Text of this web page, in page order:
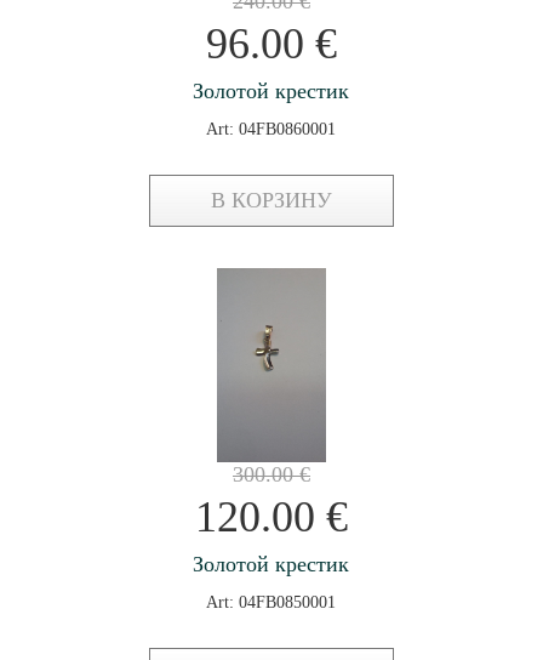
96.00 €
Золотой крестик
Art: 04FB0860001
В КОРЗИНУ
300.00€
120.00 €
Золотой крестик
Art: 04FB0850001